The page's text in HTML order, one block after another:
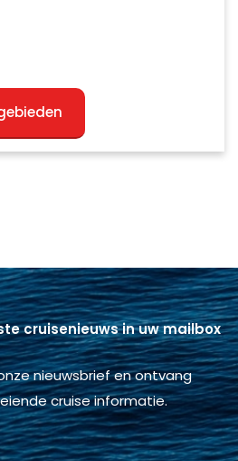
cruisenieuws in uw mailbox
nieuwsbrief en ontvang
cruise informatie.